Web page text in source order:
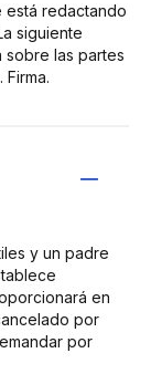
está redactando
siguiente
sobre las partes
y un padre
en
por
por